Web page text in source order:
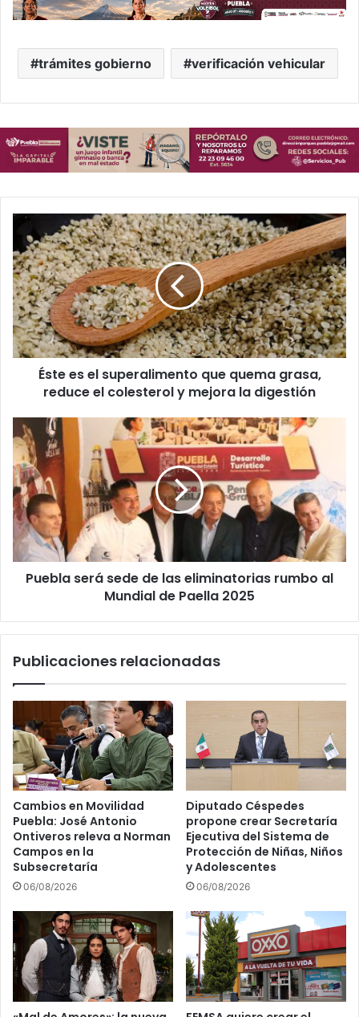
trámites gobierno verificación vehicular
Éste
el
superalimento
que
quema
grasa,
reduce
el
colesterol
digestión
Éste es el superalimento que quema grasa,
reduce el colesterol y mejora la digestión
Puebla
será
sede
de
las
eliminatorias
rumbo
al
Mundial
Puebla será sede de las eliminatorias rumbo al
Mundial de Paella 2025
Publicaciones relacionadas
Cambios en Movilidad
Puebla: José Antonio
Ontiveros releva a Norman
Campos en la
Subsecretaría
06/08/2026
Diputado Céspedes
propone crear Secretaría
Ejecutiva del Sistema de
Protección de Niñas, Niños
y Adolescentes
06/08/2026